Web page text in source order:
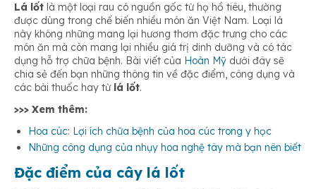
Điều trị mụn nhọt
Bệnh tổ đỉa
Điều trị viêm tinh hoàn
Lá lốt là một loại rau có nguồn gốc từ họ hồ tiêu, thường
được dùng trong chế biến nhiều món ăn Việt Nam. Loại lá
này không những mang lại hương thơm đặc trưng cho các
món ăn mà còn mang lại nhiều giá trị dinh dưỡng và có tác
dụng hỗ trợ chữa bệnh. Bài viết của Hoàn Mỹ dưới đây sẽ
chia sẻ đến bạn những thông tin về đặc điểm, công dụng và
các bài thuốc hay từlá lốt.
>>> Xem thêm:
Hoa cúc: Lợi ích chữa bệnh của hoa cúc trong y học
Những công dụng của nhụy hoa nghệ tây mà bạn nên biết
Đặc điểm của cây lá lốt